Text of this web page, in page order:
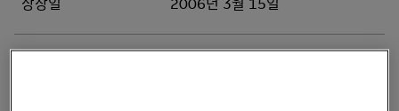
상장일 2006년 3월 15일